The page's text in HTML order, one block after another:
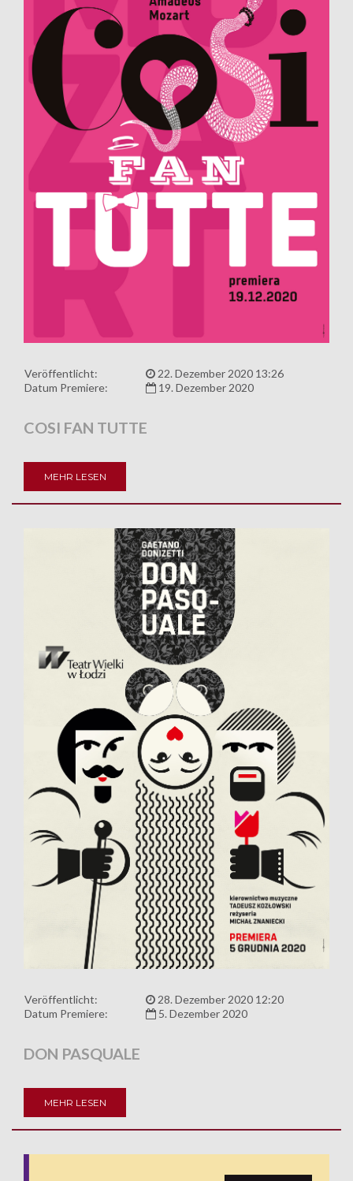
Veröffentlicht:
22. Dezember 2020 13:26
Datum Premiere:
19. Dezember 2020
COSI FAN TUTTE
MEHR LESEN
Veröffentlicht:
28. Dezember 2020 12:20
Datum Premiere:
5. Dezember 2020
DON PASQUALE
MEHR LESEN